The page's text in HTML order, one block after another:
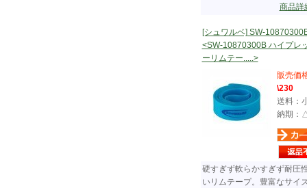
商品
[シュワルベ] SW-
<SW-10870300B ハイプレ
ーリムテー.....>
販売価
\230
送料：
納期：
硬すぎず軟らかすぎず耐圧
いリムテープ。豊富なサイ